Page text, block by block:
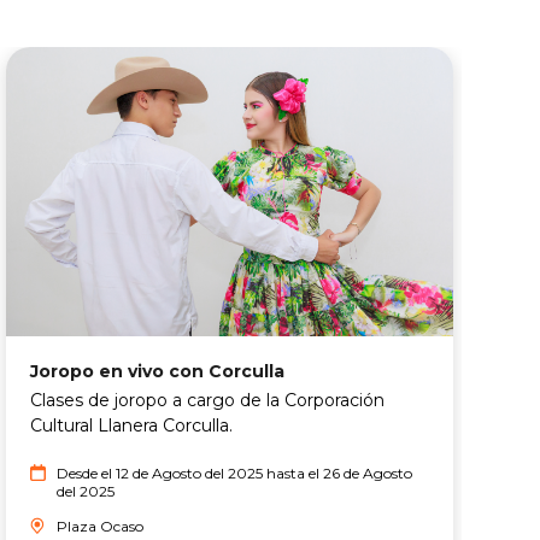
Joropo en vivo con Corculla
Clases de joropo a cargo de la Corporación
Cultural Llanera Corculla.
Desde el 12 de Agosto del 2025 hasta el 26 de Agosto
del 2025
Plaza Ocaso